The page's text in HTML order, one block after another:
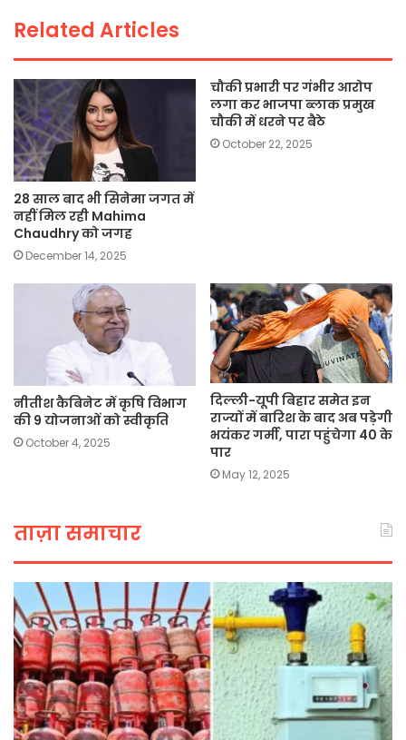
k
Related Articles
28 साल बाद भी सिनेमा जगत में
नहीं मिल रही Mahima
Chaudhry को जगह
December 14, 2025
चौकी प्रभारी पर गंभीर आरोप
लगा कर भाजपा ब्लाक प्रमुख
चौकी में धरने पर बैठे
October 22, 2025
नीतीश कैबिनेट में कृषि विभाग
की 9 योजनाओं को स्वीकृति
October 4, 2025
दिल्ली-यूपी बिहार समेत इन
राज्यों में बारिश के बाद अब पड़ेगी
भयंकर गर्मी, पारा पहुंचेगा 40 के
पार
May 12, 2025
ताज़ा समाचार